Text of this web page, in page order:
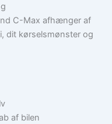
C-Max afhænger af
dit kørselsmønster og
af bilen